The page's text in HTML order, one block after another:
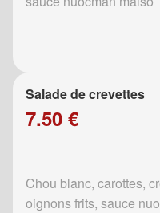
Salade de crevettes
7.50 €
Chou blanc, carottes,
oignons frits, sauce